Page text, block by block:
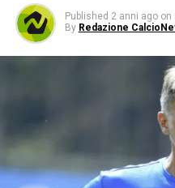
Published 2 anni ago on
By Redazione